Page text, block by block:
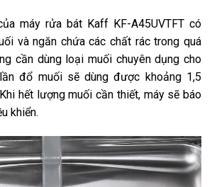
máy rửa bát Kaff KF-A45UVTFT có
và ngăn chứa các chất rác trong quá
cần dùng loại muối chuyên dụng cho
đổ muối sẽ dùng được khoảng 1,5
hết lượng muối cần thiết, máy sẽ báo
khiển.